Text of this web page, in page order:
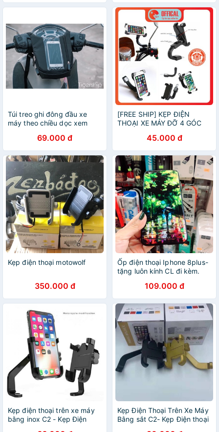
Túi treo ghi đông đầu xe
máy theo chiều dọc xem
go viet, đi phượt giá rẻ cảm
ứng chống nước
69.000 đ
[FREE SHIP] KẸP ĐIỆN
THOẠI XE MÁY ĐỠ 4 GÓC
Chắn chống rung lắc khi đi
xe)
45.000 đ
Kẹp điện thoại motowolf
350.000 đ
Ốp điện thoại Iphone 8plus-
tặng luôn kính CL đi kèm.
109.000 đ
Kẹp điện thoại trên xe máy
bằng inox C2 - Kẹp Điện
Kẹp Điện Thoại Trên Xe Máy
Bằng sắt C2- Kẹp Điện thoại